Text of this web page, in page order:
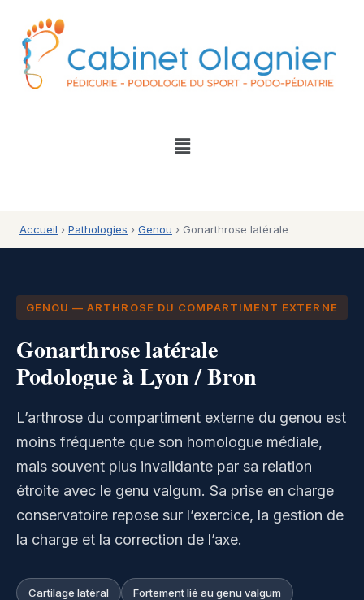
Accueil › Pathologies › Genou › Gonarthrose latérale
GENOU — ARTHROSE DU COMPARTIMENT EXTERNE
Gonarthrose latérale
Podologue à Lyon / Bron
L’arthrose du compartiment externe du genou est
moins fréquente que son homologue médiale,
mais souvent plus invalidante par sa relation
étroite avec le genu valgum. Sa prise en charge
conservatoire repose sur l’exercice, la gestion de
la charge et la correction de l’axe.
Cartilage latéral Fortement lié au genu valgum